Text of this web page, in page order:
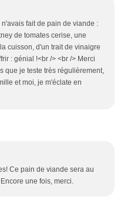
fait de pain de viande :
de tomates cerise, une
cuisson, d'un trait de vinaigre
: génial !<br /> <br /> Merci
que je teste très régulièrement,
et moi, je m'éclate en
Ce pain de viande sera au
une fois, merci.